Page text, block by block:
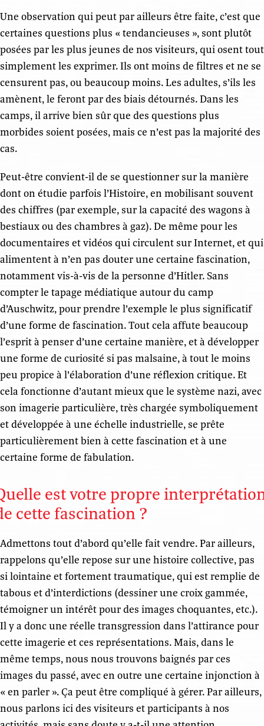
Une observation qui peut par ailleurs être faite, c’est que
certaines questions plus « tendancieuses », sont plutôt
posées par les plus jeunes de nos visiteurs, qui osent tout
simplement les exprimer. Ils ont moins de filtres et ne se
censurent pas, ou beaucoup moins. Les adultes, s’ils les
amènent, le feront par des biais détournés. Dans les
camps, il arrive bien sûr que des questions plus
morbides soient posées, mais ce n’est pas la majorité des
cas.
Peut-être convient-il de se questionner sur la manière
dont on étudie parfois l’Histoire, en mobilisant souvent
des chiffres (par exemple, sur la capacité des wagons à
bestiaux ou des chambres à gaz). De même pour les
documentaires et vidéos qui circulent sur Internet, et qui
alimentent à n’en pas douter une certaine fascination,
notamment vis-à-vis de la personne d’Hitler. Sans
compter le tapage médiatique autour du camp
d’Auschwitz, pour prendre l’exemple le plus significatif
d’une forme de fascination. Tout cela affute beaucoup
l’esprit à penser d’une certaine manière, et à développer
une forme de curiosité si pas malsaine, à tout le moins
peu propice à l’élaboration d’une réflexion critique. Et
cela fonctionne d’autant mieux que le système nazi, avec
son imagerie particulière, très chargée symboliquement
et développée à une échelle industrielle, se prête
particulièrement bien à cette fascination et à une
certaine forme de fabulation.
est votre propre
cette fascination ?
Admettons tout d’abord qu’elle fait vendre. Par ailleurs,
rappelons qu’elle repose sur une histoire collective, pas
si lointaine et fortement traumatique, qui est remplie de
tabous et d’interdictions (dessiner une croix gammée,
témoigner un intérêt pour des images choquantes, etc.).
Il y a donc une réelle transgression dans l’attirance pour
cette imagerie et ces représentations. Mais, dans le
même temps, nous nous trouvons baignés par ces
images du passé, avec en outre une certaine injonction à
« en parler ». Ça peut être compliqué à gérer. Par ailleurs,
nous parlons ici des visiteurs et participants à nos